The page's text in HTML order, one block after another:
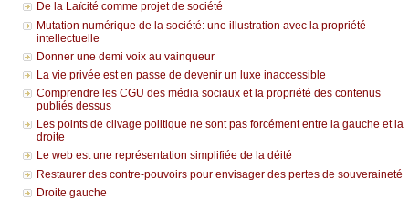
De la Laïcité comme projet de société
Mutation numérique de la société: une illustration avec la propriété
intellectuelle
Donner une demi voix au vainqueur
La vie privée est en passe de devenir un luxe inaccessible
Comprendre les CGU des média sociaux et la propriété des contenus
publiés dessus
Les points de clivage politique ne sont pas forcément entre la gauche et la
droite
Le web est une représentation simplifiée de la déité
Restaurer des contre-pouvoirs pour envisager des pertes de souveraineté
Droite gauche